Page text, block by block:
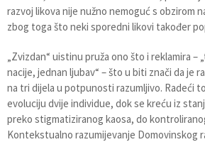
razvoj likova nije nužno nemoguć s obzirom
zbog toga što neki sporedni likovi također
„Zvizdan“ uistinu pruža ono što i reklamira –
nacije, jednan ljubav“ – što u biti znači da je
na tri dijela u potpunosti razumljivo. Radeći
evoluciju dvije individue, dok se kreću iz
preko stigmatiziranog kaosa, do
Kontekstualno razumijevanje Domovinskog